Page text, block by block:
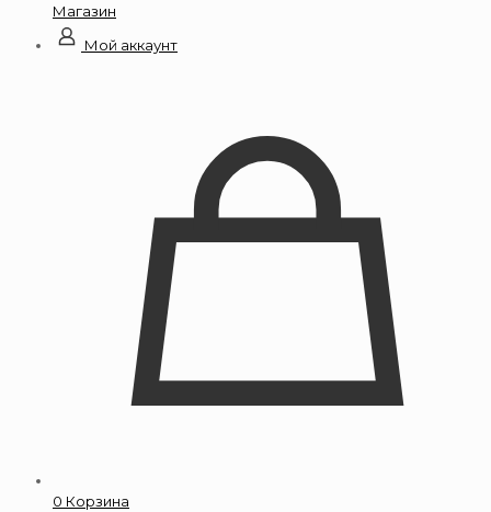
Магазин
Мой аккаунт
0 Корзина